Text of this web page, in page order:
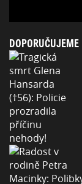
DOPORUČUJEME